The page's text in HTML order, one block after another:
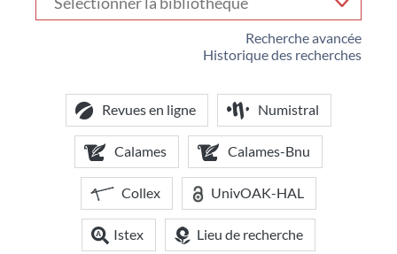
Recherche avancée
Historique des recherches
votre
bibliothèque
Revues en ligne Numistral
Calames Calames-Bnu
Collex UnivOAK-HAL
Istex Lieu de recherche